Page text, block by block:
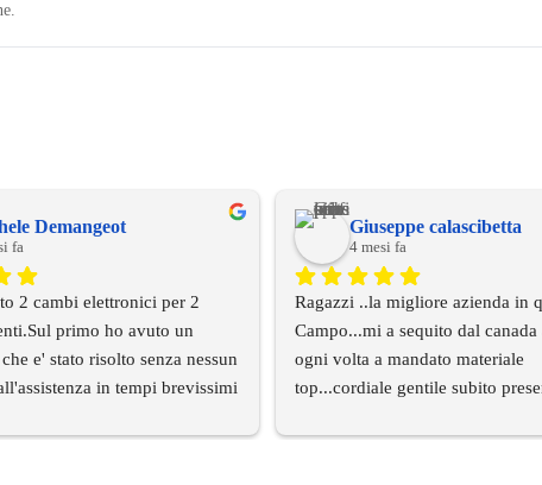
Demangeot
fa
2 cambi elettronici per 2
primo ho avuto un
e' stato risolto senza nessun
in tempi brevissimi
c'era un cablaggio di
Giuseppe calascibetta
4 mesi fa
Ragazzi ..la migliore azienda in
Campo...mi a sequito dal
ogni volta a mandato materiale
top...cordiale gentile subito
consigliato....complimenti..this